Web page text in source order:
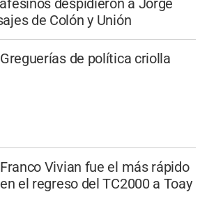
despidieron a Jorge
de Colón y Unión
Greguerías de política criolla
Franco Vivian fue el más rápido
en el regreso del TC2000 a Toay